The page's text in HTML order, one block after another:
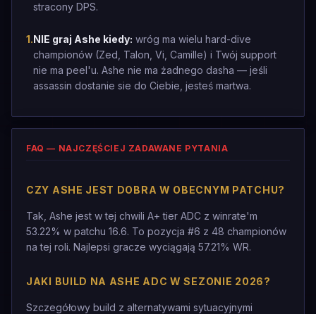
stracony DPS.
1.NIE graj Ashe kiedy: wróg ma wielu hard-dive
championów (Zed, Talon, Vi, Camille) i Twój support
nie ma peel'u. Ashe nie ma żadnego dasha — jeśli
assassin dostanie sie do Ciebie, jesteś martwa.
FAQ — NAJCZĘŚCIEJ ZADAWANE PYTANIA
CZY ASHE JEST DOBRA W OBECNYM PATCHU?
Tak, Ashe jest w tej chwili A+ tier ADC z winrate'm
53.22% w patchu 16.6. To pozycja #6 z 48 championów
na tej roli. Najlepsi gracze wyciągają 57.21% WR.
JAKI BUILD NA ASHE ADC W SEZONIE 2026?
Szczegółowy build z alternatywami sytuacyjnymi